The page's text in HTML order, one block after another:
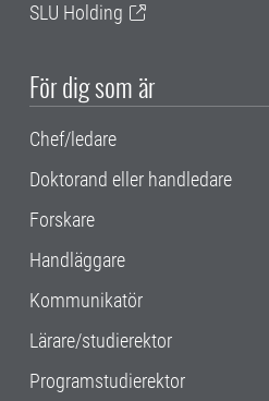
SLU Holding
För dig som är
Chef/ledare
Doktorand eller handledare
Forskare
Handläggare
Kommunikatör
Lärare/studierektor
Programstudierektor